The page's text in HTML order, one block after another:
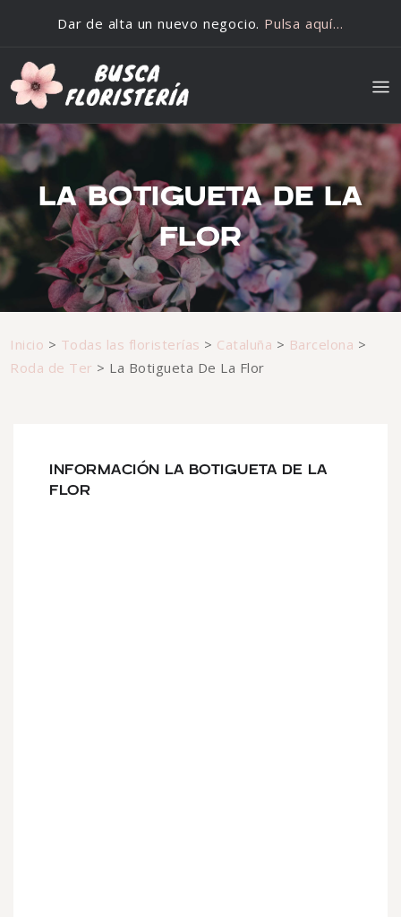
Dar de alta un nuevo negocio. Pulsa aquí…
LA BOTIGUETA DE LA
FLOR
Inicio > Todas las floristerías > Cataluña > Barcelona >
Roda de Ter > La Botigueta De La Flor
INFORMACIÓN LA BOTIGUETA DE LA
FLOR